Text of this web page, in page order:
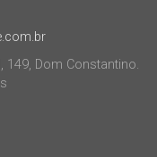
149, Dom Constantino.